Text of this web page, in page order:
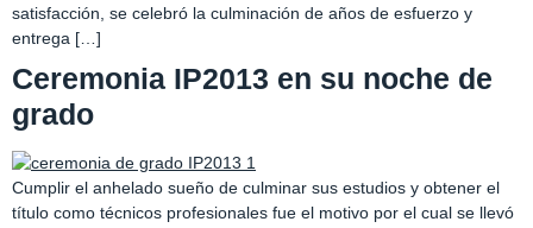
satisfacción, se celebró la culminación de años de esfuerzo y
entrega […]
Ceremonia IP2013 en su noche de
grado
Cumplir el anhelado sueño de culminar sus estudios y obtener el
título como técnicos profesionales fue el motivo por el cual se llevó